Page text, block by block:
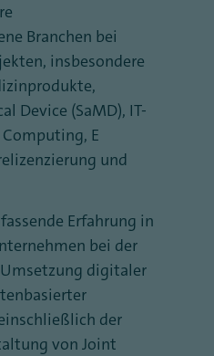
Branchen bei
insbesondere
Device (SaMD), IT-
E
und
Erfahrung in
bei der
digitaler
der
von Joint